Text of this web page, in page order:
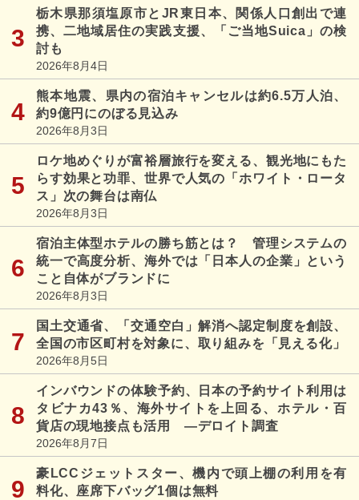
栃木県那須塩原市とJR東日本、関係人口創出で連
携、二地域居住の実践支援、「ご当地Suica」の検
討も
2026年8月4日
熊本地震、県内の宿泊キャンセルは約6.5万人泊、
約9億円にのぼる見込み
2026年8月3日
ロケ地めぐりが富裕層旅行を変える、観光地にもた
らす効果と功罪、世界で人気の「ホワイト・ロータ
ス」次の舞台は南仏
2026年8月3日
宿泊主体型ホテルの勝ち筋とは？ 管理システムの
統一で高度分析、海外では「日本人の企業」という
こと自体がブランドに
2026年8月3日
国土交通省、「交通空白」解消へ認定制度を創設、
全国の市区町村を対象に、取り組みを「見える化」
2026年8月5日
インバウンドの体験予約、日本の予約サイト利用は
タビナカ43％、海外サイトを上回る、ホテル・百
貨店の現地接点も活用 ―デロイト調査
2026年8月7日
豪LCCジェットスター、機内で頭上棚の利用を有
料化、座席下バッグ1個は無料